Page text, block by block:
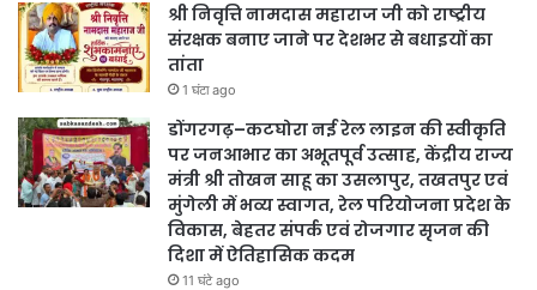
श्री निवृत्ति नामदास महाराज जी को राष्ट्रीय
संरक्षक बनाए जाने पर देशभर से बधाइयों का
तांता
1 घंटा ago
डोंगरगढ़–कटघोरा नई रेल लाइन की स्वीकृति
पर जनआभार का अभूतपूर्व उत्साह, केंद्रीय राज्य
मंत्री श्री तोखन साहू का उसलापुर, तखतपुर एवं
मुंगेली में भव्य स्वागत, रेल परियोजना प्रदेश के
विकास, बेहतर संपर्क एवं रोजगार सृजन की
दिशा में ऐतिहासिक कदम
11 घंटे ago